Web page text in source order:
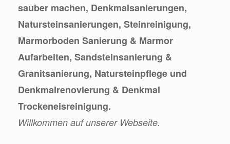
sauber machen, Denkmalsanierungen,
Natursteinsanierungen, Steinreinigung,
Marmorboden Sanierung & Marmor
Aufarbeiten, Sandsteinsanierung &
Granitsanierung, Natursteinpflege und
Denkmalrenovierung & Denkmal
Trockeneisreinigung.
Willkommen auf unserer Webseite.